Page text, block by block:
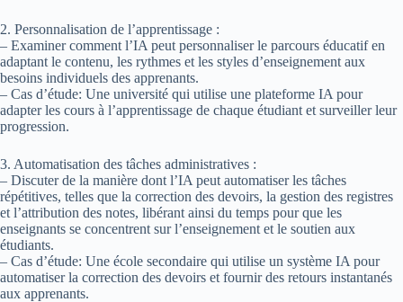
2. Personnalisation de l’apprentissage :
– Examiner comment l’IA peut personnaliser le parcours éducatif en
adaptant le contenu, les rythmes et les styles d’enseignement aux
besoins individuels des apprenants.
– Cas d’étude: Une université qui utilise une plateforme IA pour
adapter les cours à l’apprentissage de chaque étudiant et surveiller leur
progression.
3. Automatisation des tâches administratives :
– Discuter de la manière dont l’IA peut automatiser les tâches
répétitives, telles que la correction des devoirs, la gestion des registres
et l’attribution des notes, libérant ainsi du temps pour que les
enseignants se concentrent sur l’enseignement et le soutien aux
étudiants.
– Cas d’étude: Une école secondaire qui utilise un système IA pour
automatiser la correction des devoirs et fournir des retours instantanés
aux apprenants.